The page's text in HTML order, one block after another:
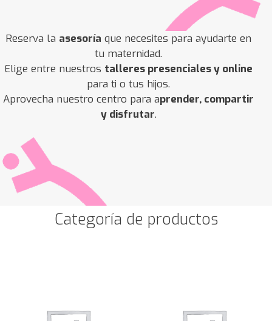
Reserva la asesoría que necesites para ayudarte en
tu maternidad.
Elige entre nuestros talleres presenciales y online
para ti o tus hijos.
Aprovecha nuestro centro para aprender, compartir
y disfrutar.
Categoría de productos